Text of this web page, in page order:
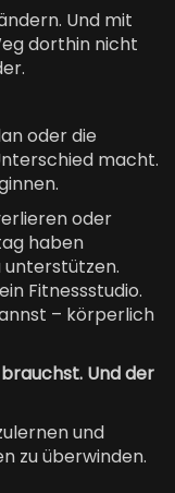
Und mit
dorthin nicht
oder die
macht.
oder
haben
unterstützen.
Fitnessstudio.
– körperlich
Und der
und
zu überwinden.